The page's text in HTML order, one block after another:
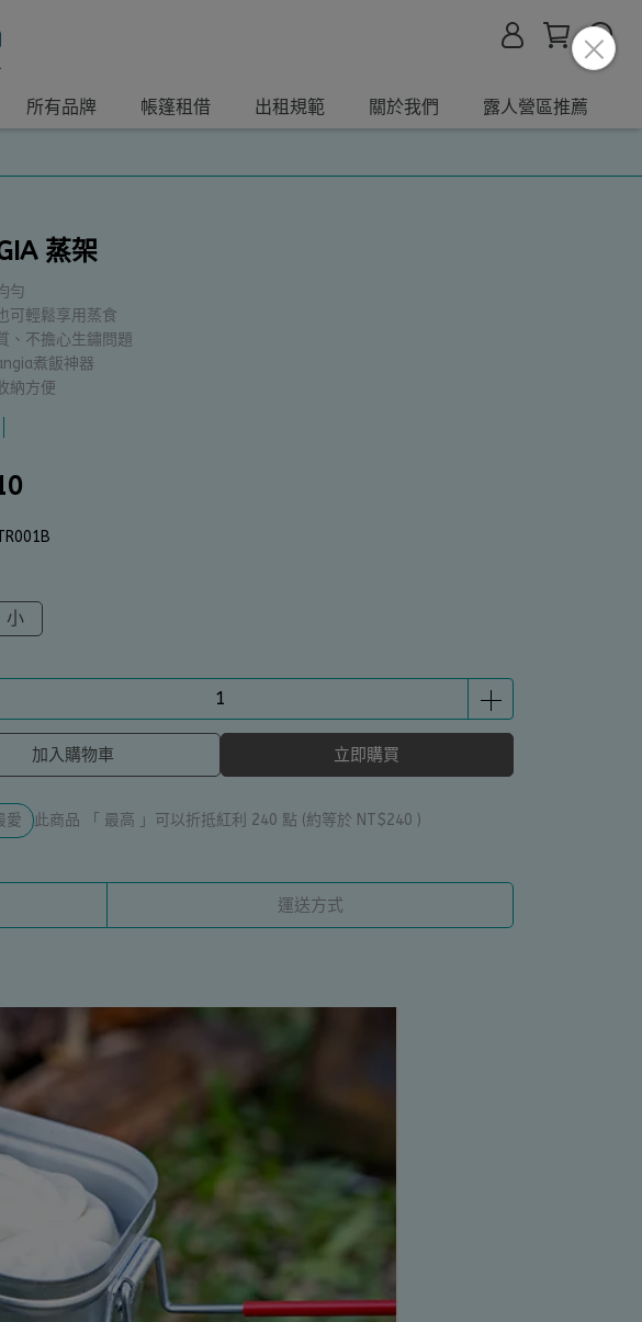
所有品牌 帳篷租借 出租規範 關於我們 露人營區推薦
蒸架
勻
可輕鬆享用蒸食
、不擔心生鏽問題
煮飯神器
納方便
小
加入購物車 立即購買
愛 此商品 「 最高 」可以折抵紅利 240 點 (約等於 NT$240 )
運送方式